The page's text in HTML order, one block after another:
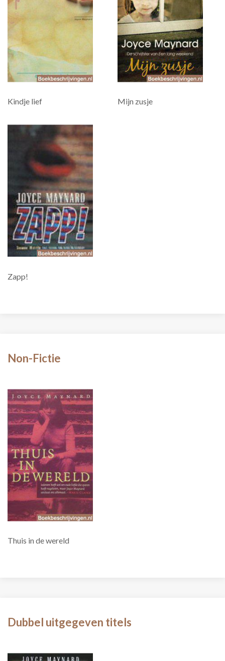
Kindje lief Mijn zusje
Zapp!
Non-Fictie
Thuis in de wereld
Dubbel uitgegeven titels